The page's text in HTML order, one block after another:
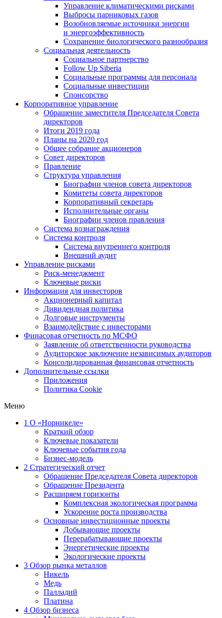
Управление климатическими рисками
Выбросы парниковых газов
Возобновляемые источники энергии
и энергоэффективность
Сохранение биологического разнообразия
Социальная деятельность
Социальное партнерство
Follow Up Siberia
Социальные программы для персонала
Социальные инвестиции
Спонсорство
Корпоративное управление
Обращение заместителя Председателя Совета
директоров
Итоги 2019 года
Планы на 2020 год
Общее собрание акционеров
Совет директоров
Правление
Структура управления
Биографии членов совета директоров
Комитеты совета директоров
Корпоративный секретарь
Исполнительные органы
Биографии членов правления
Система вознаграждения
Система контроля
Система внутреннего контроля
Внешний аудит
Управление рисками
Риск-менеджмент
Ключевые риски
Информация для инвесторов
Акционерный капитал
Дивидендная политика
Долговые инструменты
Взаимодействие с инвеcторами
Финасовая отчетность по МСФО
Заявление об ответственности руководства
Аудиторское заключение независимых аудиторов
Консолидированная финансовая отчетность
Дополнительные ссылки
Приложения
Политика Cookie
Меню
1 О «Норникеле»
Краткий обзор
Ключевые показатели
Ключевые события года
Бизнес-модель
2 Стратегический отчет
Обращение Председателя Совета директоров
Обращение Президента
Расширяем горизонты
Комплексная экологическая программа
Ускорение роста производства
Основные инвестиционные проекты
Добывающие проекты
Перерабатывающие проекты
Энергетические проекты
Экологические проекты
3 Обзор рынка металлов
Никель
Медь
Палладий
Платина
4 Обзор бизнеса